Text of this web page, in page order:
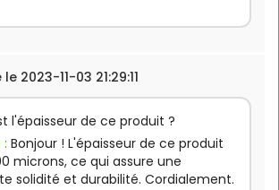
2023-11-03 21:29:11
l'épaisseur de ce produit ?
Bonjour ! L'épaisseur de ce produit
microns, ce qui assure une
solidité et durabilité. Cordialement.